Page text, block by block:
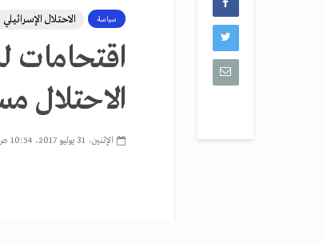
سياسة الاحتلال الإسرائيلي
اقتحامات
الاحتلال
الإثنين، 31 يوليو 2017، 10:54 ص